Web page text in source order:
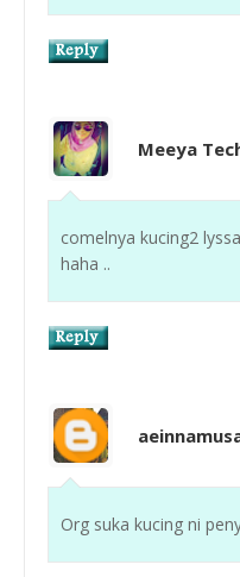
Meeya
comelnya kucing2
haha ..
Org suka kucing ni